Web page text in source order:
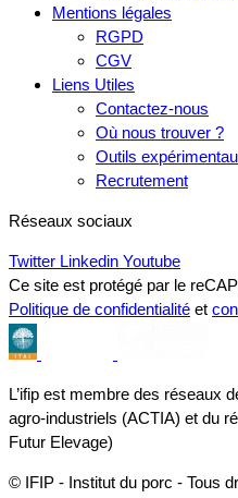
Mentions légales
RGPD
CGV
Liens Utiles
Contactez-nous
Où nous trouver ?
Outils
Recrutement
Réseaux sociaux
Twitter Linkedin Youtube
Ce site est protégé par le
Politique de confidentialité et
L’ifip est membre des réseaux
agro-industriels (ACTIA) et du
Futur Elevage)
© IFIP - Institut du porc - Tous